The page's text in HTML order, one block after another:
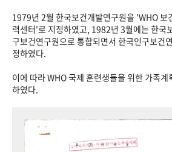
1979년 2월 한국보건개발연구원을 'WHO 보
력센터'로 지정하였고, 1982년 3월에는 한국
구보건연구원으로 통합되면서 한국인구보건
정하였다.
이에 따라 WHO 국제 훈련생들을 위한 가족
하였다.